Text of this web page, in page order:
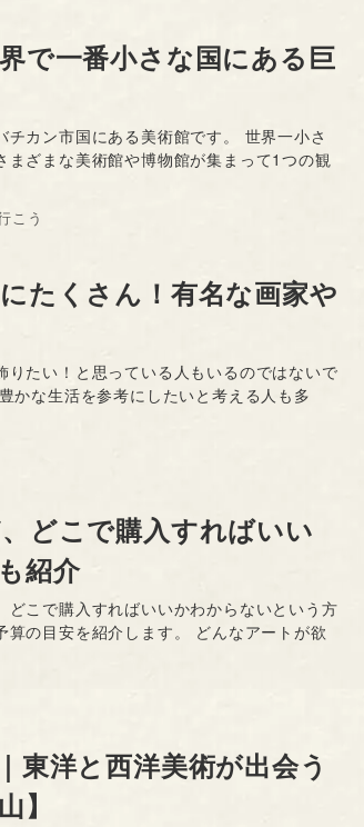
で一番小さな国にある巨
カン市国にある美術館です。 世界一小さ
ざまな美術館や博物館が集まって1つの観
こう
たくさん！有名な画家や
たい！と思っている人もいるのではないで
かな生活を参考にしたいと考える人も多
どこで購入すればいい
紹介
どこで購入すればいいかわからないという方
の目安を紹介します。 どんなアートが欲
東洋と西洋美術が出会う
】